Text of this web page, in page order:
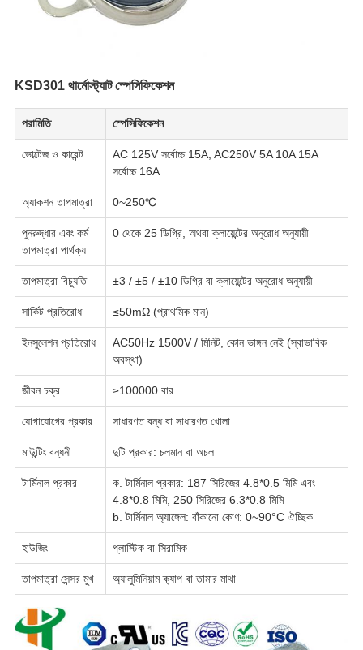
KSD301 থার্মোস্ট্যাট স্পেসিফিকেশন
পরামিতি স্পেসিফিকেশন
ভোল্টেজ ও কারেন্ট
AC 125V সর্বোচ্চ 15A; AC250V 5A 10A 15A
সর্বোচ্চ 16A
অ্যাকশন তাপমাত্রা 0~250℃
পুনরুদ্ধার এবং কর্ম
তাপমাত্রা পার্থক্য
0 থেকে 25 ডিগ্রি, অথবা ক্লায়েন্টের অনুরোধ অনুযায়ী
তাপমাত্রা বিচ্যুতি ±3 / ±5 / ±10 ডিগ্রি বা ক্লায়েন্টের অনুরোধ অনুযায়ী
সার্কিট প্রতিরোধ ≤50mΩ (প্রাথমিক মান)
ইনসুলেশন প্রতিরোধ
AC50Hz 1500V / মিনিট, কোন ভাঙ্গন নেই (স্বাভাবিক
অবস্থা)
জীবন চক্র ≥100000 বার
যোগাযোগের প্রকার সাধারণত বন্ধ বা সাধারণত খোলা
মাউন্টিং বন্ধনী দুটি প্রকার: চলমান বা অচল
টার্মিনাল প্রকার
ক. টার্মিনাল প্রকার: 187 সিরিজের 4.8*0.5 মিমি এবং
4.8*0.8 মিমি, 250 সিরিজের 6.3*0.8 মিমি
b. টার্মিনাল অ্যাঙ্গেল: বাঁকানো কোণ: 0~90°C ঐচ্ছিক
হাউজিং প্লাস্টিক বা সিরামিক
তাপমাত্রা সেন্সর মুখ অ্যালুমিনিয়াম ক্যাপ বা তামার মাথা